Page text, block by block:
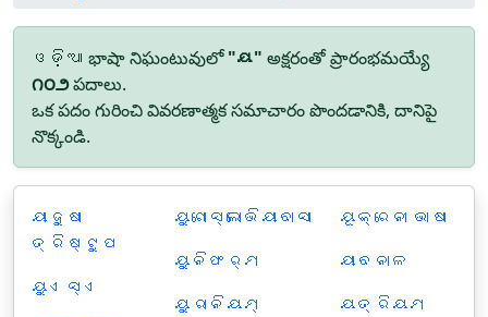
ଓଡ଼ିଆ భాషా నిఘంటువులో"ୟ" అక్షరంతో ప్రారంభమయ్యే
౧౦౨పదాలు.
ఒక పదం గురించి వివరణాత్మక సమాచారం పొందడానికి, దానిపై
నొక్కండి.
ୟାଜୁଷୀ
ତ୍ରିଷ୍ଟୁପ
ୟୁଏସ୍ଏ
ୟୁଗୋସ୍ଲୋଭିୟାବାସୀ
ୟୁନିଫର୍ମ
ୟୁରାନିୟମ୍‌
ୟୂକ୍ରେନୀ ଭାଷା
ୟାବନାଳ
ୟତ୍ରିୟମ